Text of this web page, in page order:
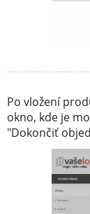
Po vložení
okno, kde je
"Dokončiť